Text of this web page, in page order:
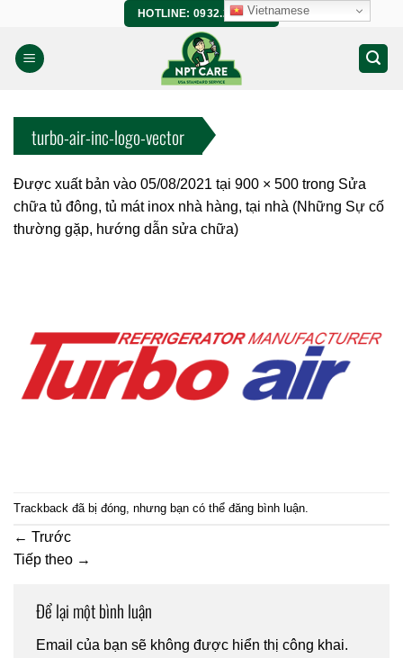
nội
dung
HOTLINE: 0932.266.458
turbo-air-inc-logo-vector
Được xuất bản vào 05/08/2021 tại 900 × 500 trong Sửa
chữa tủ đông, tủ mát inox nhà hàng, tại nhà (Những Sự cố
thường gặp, hướng dẫn sửa chữa)
Trackback đã bị đóng, nhưng bạn có thể đăng bình luận
← Trước
Tiếp theo →
Để lại một bình luận
Email của bạn sẽ không được hiển thị công khai.
Vietnamese